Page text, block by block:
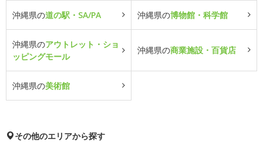
沖縄県の道の駅・SA/PA 沖縄県の博物館・科学館
沖縄県のアウトレット・ショ
ッピングモール
沖縄県の商業施設・百貨店
沖縄県の美術館
その他のエリアから探す